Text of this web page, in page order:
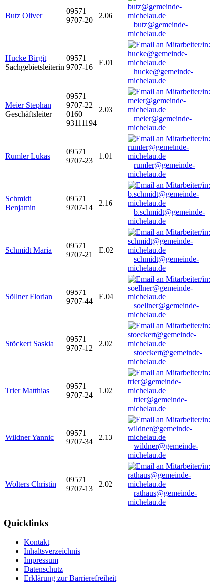
Butz Oliver
09571
9707-20
2.06
butz@gemeinde-
michelau.de
Hucke Birgit
Sachgebietsleiterin
09571
9707-16
E.01
hucke@gemeinde-
michelau.de
Meier Stephan
Geschäftsleiter
09571
9707-22
0160
93111194
2.03
meier@gemeinde-
michelau.de
Rumler Lukas
09571
9707-23
1.01
rumler@gemeinde-
michelau.de
Schmidt
Benjamin
09571
9707-14
2.16
b.schmidt@gemeinde-
michelau.de
Schmidt Maria
09571
9707-21
E.02
schmidt@gemeinde-
michelau.de
Söllner Florian
09571
9707-44
E.04
soellner@gemeinde-
michelau.de
Stöckert Saskia
09571
9707-12
2.02
stoeckert@gemeinde-
michelau.de
Trier Matthias
09571
9707-24
1.02
trier@gemeinde-
michelau.de
Wildner Yannic
09571
9707-34
2.13
wildner@gemeinde-
michelau.de
Wolters Christin
09571
9707-13
2.02
rathaus@gemeinde-
michelau.de
Quicklinks
Kontakt
Inhaltsverzeichnis
Impressum
Datenschutz
Erklärung zur Barrierefreiheit